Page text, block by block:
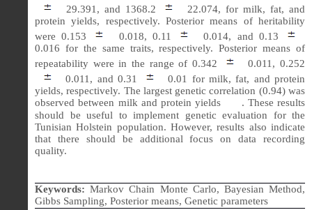
29.391, and 1368.2
22.074, for milk, fat, and
protein yields, respectively. Posterior means of heritability
were 0.153
0.018, 0.11
0.014, and 0.13
0.016 for the same traits, respectively. Posterior means of
repeatability were in the range of 0.342
0.011, 0.252
0.011, and 0.31
0.01 for milk, fat, and protein
yields, respectively. The largest genetic correlation (0.94) was
observed between milk and protein yields
. These results
should be useful to implement genetic evaluation for the
Tunisian Holstein population. However, results also indicate
that there should be additional focus on data recording
quality.
Keywords:Markov Chain Monte Carlo, Bayesian Method,
Gibbs Sampling, Posterior means, Genetic parameters